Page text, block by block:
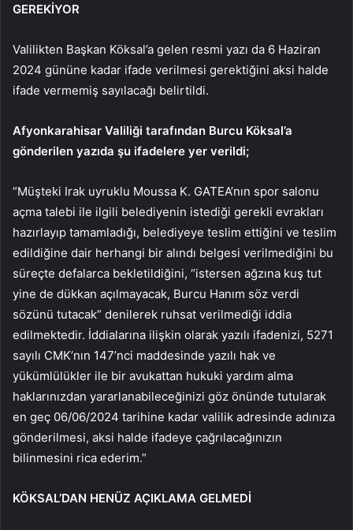
GEREKİYOR
Valilikten Başkan Köksal’a gelen resmi yazı da 6 Haziran
2024 gününe kadar ifade verilmesi gerektiğini aksi halde
ifade vermemiş sayılacağı belirtildi.
Afyonkarahisar Valiliği tarafından Burcu Köksal’a
gönderilen yazıda şu ifadelere yer verildi;
“Müşteki Irak uyruklu Moussa K. GATEA’nın spor salonu
açma talebi ile ilgili belediyenin istediği gerekli evrakları
hazırlayıp tamamladığı, belediyeye teslim ettiğini ve teslim
edildiğine dair herhangi bir alındı belgesi verilmediğini bu
süreçte defalarca bekletildiğini, “istersen ağzına kuş tut
yine de dükkan açılmayacak, Burcu Hanım söz verdi
sözünü tutacak” denilerek ruhsat verilmediği iddia
edilmektedir. İddialarına ilişkin olarak yazılı ifadenizi, 5271
sayılı CMK’nın 147’nci maddesinde yazılı hak ve
yükümlülükler ile bir avukattan hukuki yardım alma
haklarınızdan yararlanabileceğinizi göz önünde tutularak
en geç 06/06/2024 tarihine kadar valilik adresinde adınıza
gönderilmesi, aksi halde ifadeye çağrılacağınızın
bilinmesini rica ederim.”
KÖKSAL’DAN HENÜZ AÇIKLAMA GELMEDİ